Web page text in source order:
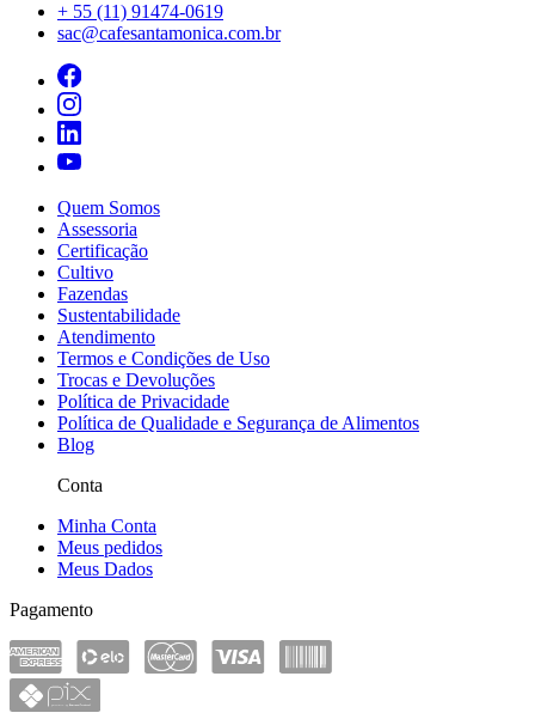
+ 55 (11) 91474-0619
sac@cafesantamonica.com.br
Quem Somos
Assessoria
Certificação
Cultivo
Fazendas
Sustentabilidade
Atendimento
Termos e Condições de Uso
Trocas e Devoluções
Política de Privacidade
Política de Qualidade e Segurança de Alimentos
Blog
Conta
Minha Conta
Meus pedidos
Meus Dados
Pagamento